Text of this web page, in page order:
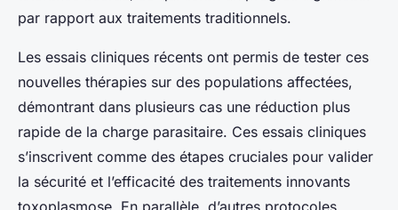
par rapport aux traitements traditionnels.
Les essais cliniques récents ont permis de tester ces
nouvelles thérapies sur des populations affectées,
démontrant dans plusieurs cas une réduction plus
rapide de la charge parasitaire. Ces essais cliniques
s’inscrivent comme des étapes cruciales pour valider
la sécurité et l’efficacité des traitements innovants
toxoplasmose. En parallèle, d’autres protocoles